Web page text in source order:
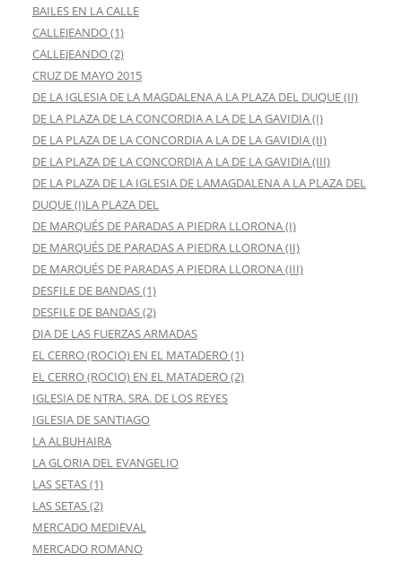
BAILES EN LA CALLE
CALLEJEANDO (1)
CALLEJEANDO (2)
CRUZ DE MAYO 2015
DE LA IGLESIA DE LA MAGDALENA A LA PLAZA DEL DUQUE (II)
DE LA PLAZA DE LA CONCORDIA A LA DE LA GAVIDIA (I)
DE LA PLAZA DE LA CONCORDIA A LA DE LA GAVIDIA (II)
DE LA PLAZA DE LA CONCORDIA A LA DE LA GAVIDIA (III)
DE LA PLAZA DE LA IGLESIA DE LAMAGDALENA A LA PLAZA DEL
DUQUE (I)LA PLAZA DEL
DE MARQUÉS DE PARADAS A PIEDRA LLORONA (I)
DE MARQUÉS DE PARADAS A PIEDRA LLORONA (II)
DE MARQUÉS DE PARADAS A PIEDRA LLORONA (III)
DESFILE DE BANDAS (1)
DESFILE DE BANDAS (2)
DIA DE LAS FUERZAS ARMADAS
EL CERRO (ROCIO) EN EL MATADERO (1)
EL CERRO (ROCIO) EN EL MATADERO (2)
IGLESIA DE NTRA. SRA. DE LOS REYES
IGLESIA DE SANTIAGO
LA ALBUHAIRA
LA GLORIA DEL EVANGELIO
LAS SETAS (1)
LAS SETAS (2)
MERCADO MEDIEVAL
MERCADO ROMANO